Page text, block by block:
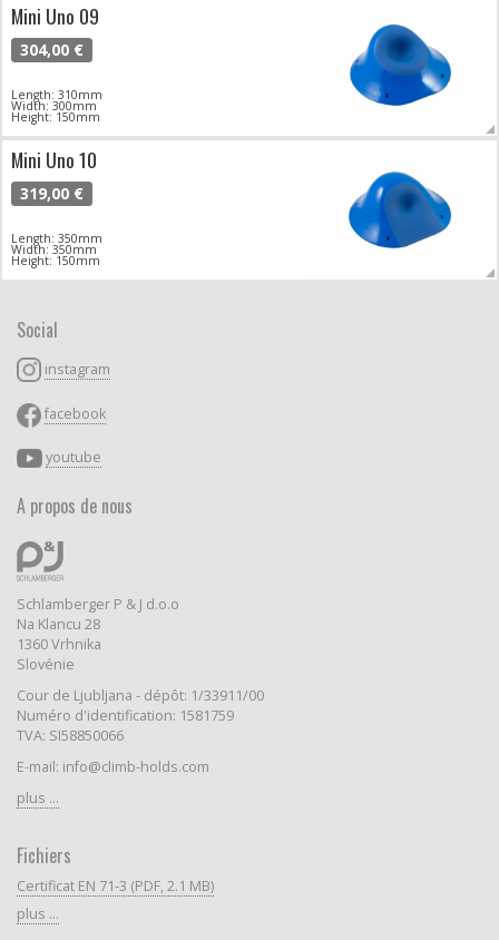
Mini Uno 09
304,00 €
Length: 310mm
Width: 300mm
Height: 150mm
Mini Uno 10
319,00 €
Length: 350mm
Width: 350mm
Height: 150mm
Social
instagram
facebook
youtube
A propos de nous
Schlamberger P & J d.o.o
Na Klancu 28
1360 Vrhnika
Slovénie
Cour de Ljubljana - dépôt: 1/33911/00
Numéro d'identification: 1581759
TVA: SI58850066
E-mail: info@climb-holds.com
plus ...
Fichiers
Certificat EN 71-3 (PDF, 2.1 MB)
plus ...